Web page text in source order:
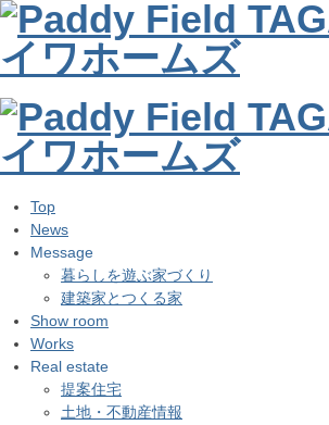
Top
News
Message
暮らしを遊ぶ家づくり
建築家とつくる家
Show room
Works
Real estate
提案住宅
土地・不動産情報